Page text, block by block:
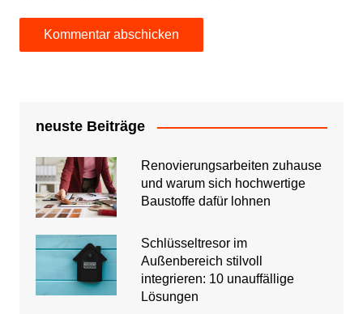
neuste Beiträge
Renovierungsarbeiten zuhause
und warum sich hochwertige
Baustoffe dafür lohnen
Schlüsseltresor im
Außenbereich stilvoll
integrieren: 10 unauffällige
Lösungen